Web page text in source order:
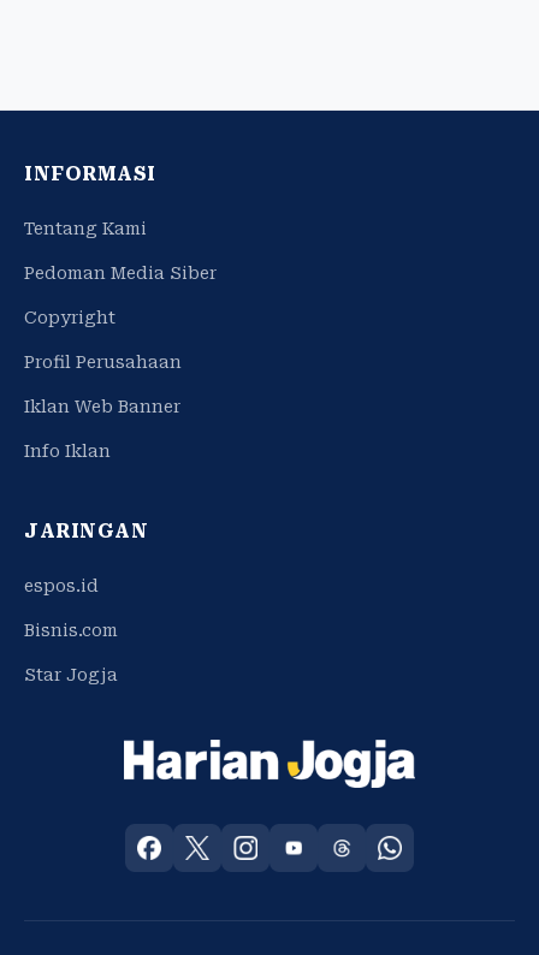
INFORMASI
Tentang Kami
Pedoman Media Siber
Copyright
Profil Perusahaan
Iklan Web Banner
Info Iklan
JARINGAN
espos.id
Bisnis.com
Star Jogja